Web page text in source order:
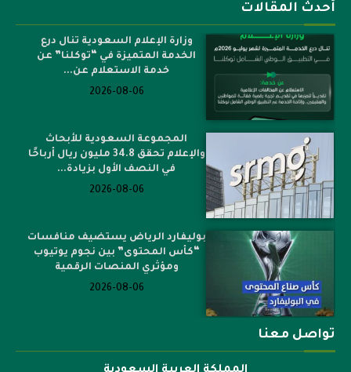
أحدث المقالات
وزارة الإعلام السعودية تنال درع
الخدمة المتميزة في “توكلنا” عن
خدمة الاستعلام عن...
2026-08-06
المجموعة السعودية للأبحاث
والإعلام تحقق 34.8 مليون ريال أرباحًا
في النصف الأول بزيادة...
2026-08-06
بوليفارد الرياض يستضيف منافسات
“كأس المحتوى” بين نجوم يوتيوب
ومؤثري المنصات الرقمية
2026-08-06
تواصل معنا